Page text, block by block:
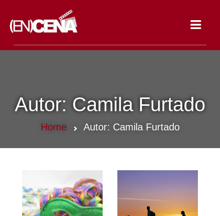
Autor: Camila Furtado
Home Autor: Camila Furtado